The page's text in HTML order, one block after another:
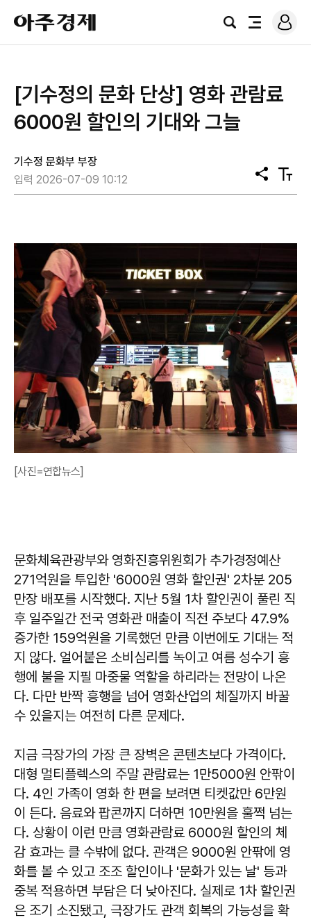
아
주
경
검
전
로
그
[기수정의 문화 단상] 영화 관람료
6000원 할인의 기대와 그늘
기수정 문화부 부장
입력 2026-07-09 10:12
공
유
텍
스
[사진=연합뉴스]
문화체육관광부와 영화진흥위원회가 추가경정예산
271억원을 투입한 '6000원 영화 할인권' 2차분 205
만장 배포를 시작했다. 지난 5월 1차 할인권이 풀린 직
후 일주일간 전국 영화관 매출이 직전 주보다 47.9%
증가한 159억원을 기록했던 만큼 이번에도 기대는 적
지 않다. 얼어붙은 소비심리를 녹이고 여름 성수기 흥
행에 불을 지필 마중물 역할을 하리라는 전망이 나온
다. 다만 반짝 흥행을 넘어 영화산업의 체질까지 바꿀
수 있을지는 여전히 다른 문제다.
지금 극장가의 가장 큰 장벽은 콘텐츠보다 가격이다.
대형 멀티플렉스의 주말 관람료는 1만5000원 안팎이
다. 4인 가족이 영화 한 편을 보려면 티켓값만 6만원
이 든다. 음료와 팝콘까지 더하면 10만원을 훌쩍 넘는
다. 상황이 이런 만큼 영화관람료 6000원 할인의 체
감 효과는 클 수밖에 없다. 관객은 9000원 안팎에 영
화를 볼 수 있고 조조 할인이나 '문화가 있는 날' 등과
중복 적용하면 부담은 더 낮아진다. 실제로 1차 할인권
은 조기 소진됐고, 극장가도 관객 회복의 가능성을 확